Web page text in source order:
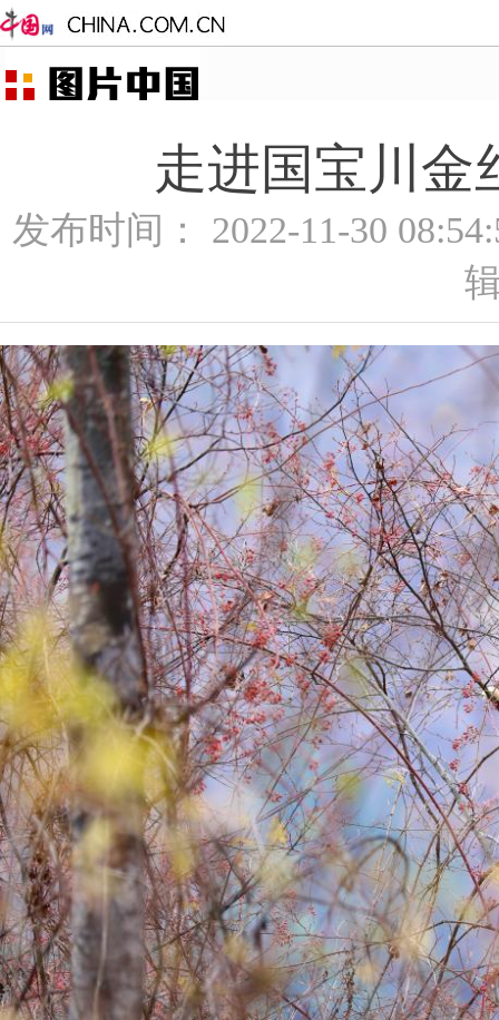
走进国宝川金
发布时间： 2022-11-30